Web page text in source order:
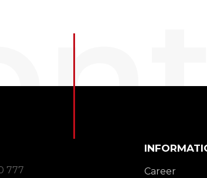
777
Career